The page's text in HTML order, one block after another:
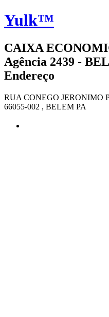
Yulk™
CAIXA
Agência 2439 -
Endereço
RUA CONEGO JERONIMO
66055-002 , BELEM PA